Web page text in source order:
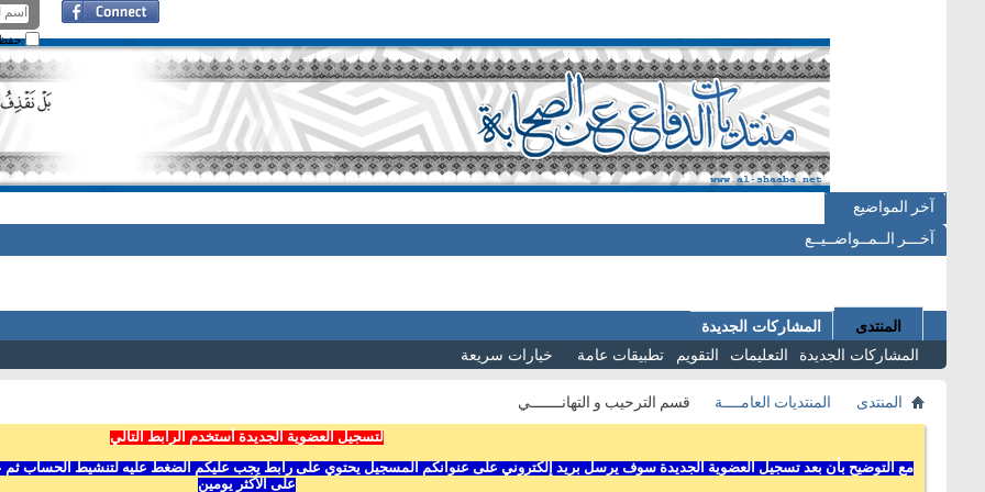
حفظ
آخر المواضيع
آخـــر الــمــواضــيــع
المنتدى
المشاركات الجديدة
التعليمات التقويم تطبيقات عامة خيارات سريعة
المشاركات الجديدة
المنتدى المنتديات العامــــة قسم الترحيب و التهانـــــــي
لتسجيل العضوية الجديدة أستخدم الرابط التالي
مع التوضيح بأن بعد تسجيل العضوية الجديدة سوف يرسل بريد إلكتروني على عنوانكم المسجيل يحتوي على رابط يجب عليكم الضغط عليه لتنشيط الحساب ثم
على الأكثر يومين